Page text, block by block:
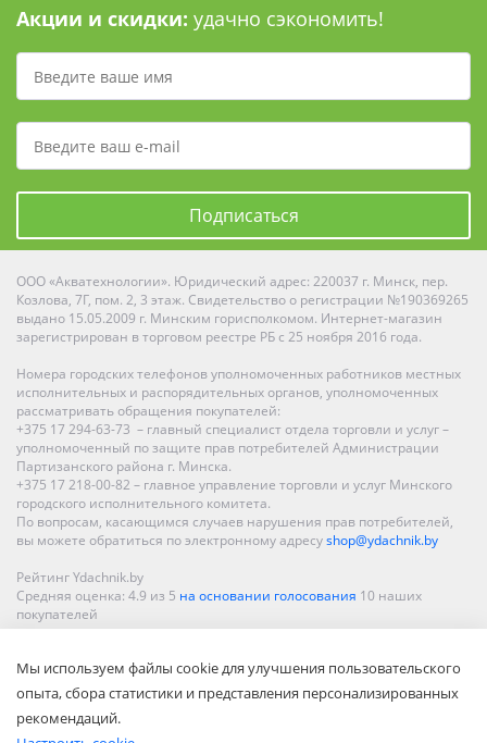
Акции и скидки: удачно сэкономить!
Подписаться
ООО «Акватехнологии». Юридический адрес: 220037 г. Минск, пер.
Козлова, 7Г, пом. 2, 3 этаж. Свидетельство о регистрации №190369265
выдано 15.05.2009 г. Минским горисполкомом. Интернет-магазин
зарегистрирован в торговом реестре РБ с 25 ноября 2016 года.
Номера городских телефонов уполномоченных работников местных
исполнительных и распорядительных органов, уполномоченных
рассматривать обращения покупателей:
+375 17 294-63-73 – главный специалист отдела торговли и услуг –
уполномоченный по защите прав потребителей Администрации
Партизанского района г. Минска.
+375 17 218-00-82 – главное управление торговли и услуг Минского
городского исполнительного комитета.
По вопросам, касающимся случаев нарушения прав потребителей,
вы можете обратиться по электронному адресуshop@ydachnik.by
Рейтинг Ydachnik.by
Средняя оценка: 4.9 из 5 на основании голосования 10 наших
покупателей
Гродно, Могилеве, Бобруйске, Барановичах, Молодечно,
Новополоцке, Пинске, Солигорске. При заказе в интернет-магазине
доставка осуществляется по всей Беларуси.
Мы используем файлы cookie для улучшения пользовательского
опыта, сбора статистики и представления персонализированных
рекомендаций.